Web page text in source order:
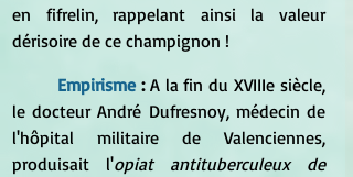
en fifrelin, rappelant ainsi la valeur
dérisoire de ce champignon !
Empirisme : A la fin du XVIIIe siècle,
le docteur André Dufresnoy, médecin de
l'hôpital militaire de Valenciennes,
produisait l'opiat antituberculeux de